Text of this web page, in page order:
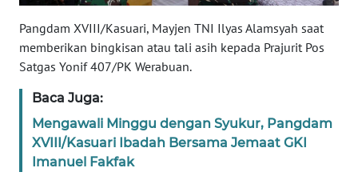
Pangdam XVIII/Kasuari, Mayjen TNI Ilyas Alamsyah saat
memberikan bingkisan atau tali asih kepada Prajurit Pos
Satgas Yonif 407/PK Werabuan.
Baca Juga:
Mengawali Minggu dengan Syukur, Pangdam
XVIII/Kasuari Ibadah Bersama Jemaat GKI
Imanuel Fakfak
SERAMBI
WN
JAMBI
WN
SULTRA
WN